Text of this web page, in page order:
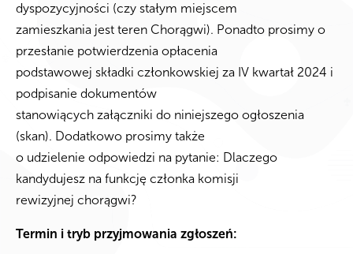
dyspozycyjności (czy stałym miejscem
zamieszkania jest teren Chorągwi). Ponadto prosimy o
przesłanie potwierdzenia opłacenia
podstawowej składki członkowskiej za IV kwartał 2024 i
podpisanie dokumentów
stanowiących załączniki do niniejszego ogłoszenia
(skan). Dodatkowo prosimy także
o udzielenie odpowiedzi na pytanie: Dlaczego
kandydujesz na funkcję członka komisji
rewizyjnej chorągwi?
Termin i tryb przyjmowania zgłoszeń: